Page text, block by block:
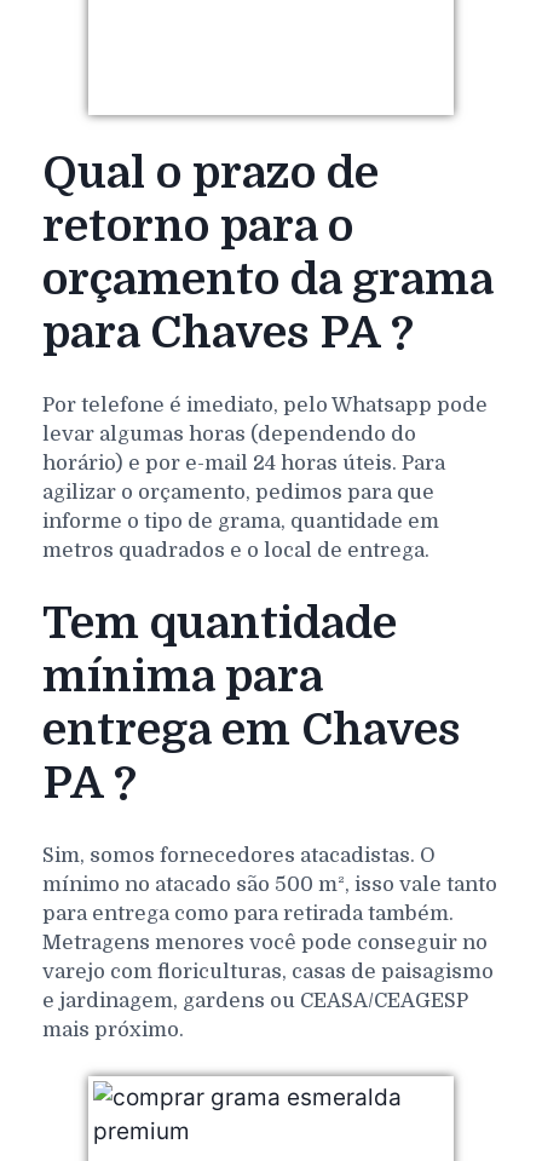
Qual o prazo de
retorno para o
orçamento da grama
para Chaves PA ?
Por telefone é imediato, pelo Whatsapp pode
levar algumas horas (dependendo do
horário) e por e-mail 24 horas úteis. Para
agilizar o orçamento, pedimos para que
informe o tipo de grama, quantidade em
metros quadrados e o local de entrega.
Tem quantidade
mínima para
entrega em Chaves
PA ?
Sim, somos fornecedores atacadistas. O
mínimo no atacado são 500 m², isso vale tanto
para entrega como para retirada também.
Metragens menores você pode conseguir no
varejo com floriculturas, casas de paisagismo
e jardinagem, gardens ou CEASA/CEAGESP
mais próximo.